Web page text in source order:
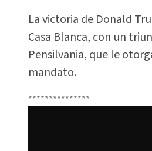
La victoria de Donald
Casa Blanca, con un
Pensilvania, que le
mandato.
***************